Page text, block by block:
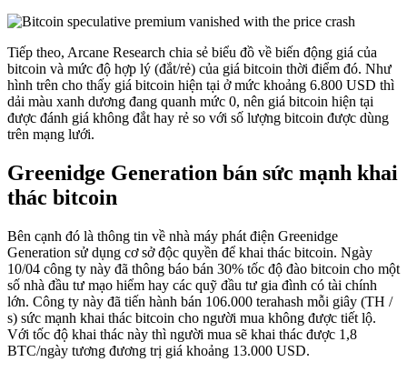
Tiếp theo, Arcane Research chia sẻ biểu đồ về biến động giá của
bitcoin và mức độ hợp lý (đắt/rẻ) của giá bitcoin thời điểm đó. Như
hình trên cho thấy giá bitcoin hiện tại ở mức khoảng 6.800 USD thì
dải màu xanh dương đang quanh mức 0, nên giá bitcoin hiện tại
được đánh giá không đắt hay rẻ so với số lượng bitcoin được dùng
trên mạng lưới.
Greenidge Generation bán sức mạnh khai
thác bitcoin
Bên cạnh đó là thông tin về nhà máy phát điện Greenidge
Generation sử dụng cơ sở độc quyền để khai thác bitcoin. Ngày
10/04 công ty này đã thông báo bán 30% tốc độ đào bitcoin cho một
số nhà đầu tư mạo hiểm hay các quỹ đầu tư gia đình có tài chính
lớn. Công ty này đã tiến hành bán 106.000 terahash mỗi giây (TH /
s) sức mạnh khai thác bitcoin cho người mua không được tiết lộ.
Với tốc độ khai thác này thì người mua sẽ khai thác được 1,8
BTC/ngày tương đương trị giá khoảng 13.000 USD.